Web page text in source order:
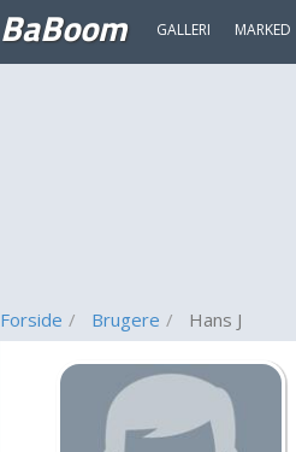
BaBoom GALLERI MARKED
Forside Brugere Hans J